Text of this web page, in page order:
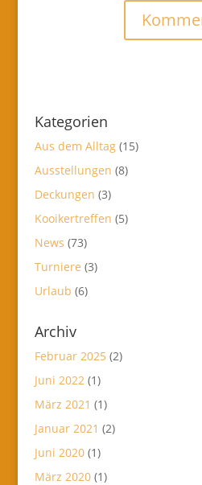
Kategorien
Aus dem Alltag(15)
Ausstellungen (8)
Deckungen (3)
Kooikertreffen (5)
News (73)
Turniere (3)
Urlaub (6)
Archiv
Februar 2025 (2)
Juni 2022(1)
März 2021 (1)
Januar 2021 (2)
Juni 2020(1)
März 2020(1)